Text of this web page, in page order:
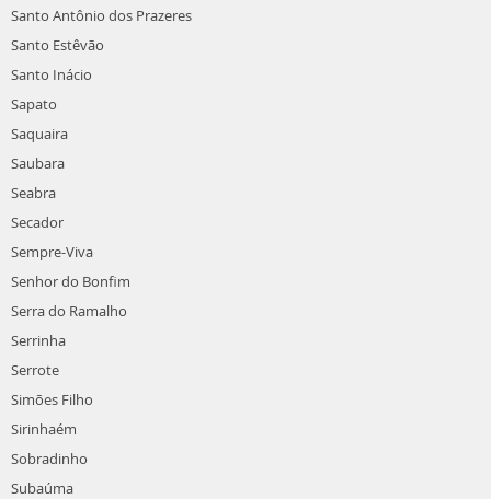
Santo Antônio dos Prazeres
Santo Estêvão
Santo Inácio
Sapato
Saquaira
Saubara
Seabra
Secador
Sempre-Viva
Senhor do Bonfim
Serra do Ramalho
Serrinha
Serrote
Simões Filho
Sirinhaém
Sobradinho
Subaúma